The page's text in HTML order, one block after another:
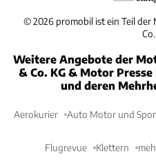
©2026 promobil ist ein Teil
Weitere Angebote der
& Co. KG & Motor
und deren
Aerokurier Auto Motor und
Flugrevue Klettern